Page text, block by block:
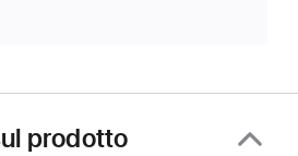
prodotto